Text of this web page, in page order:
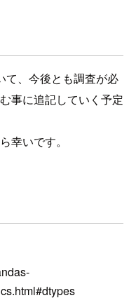
て、今後とも調査が必
事に追記していく予定
幸いです。